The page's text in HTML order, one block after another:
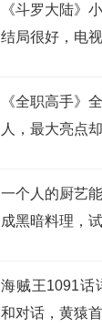
《斗罗大陆》
结局很好，电
《全职高手》
人，最大亮点
一个人的厨艺
成黑暗料理，
海贼王1091话
和对话，黄猿